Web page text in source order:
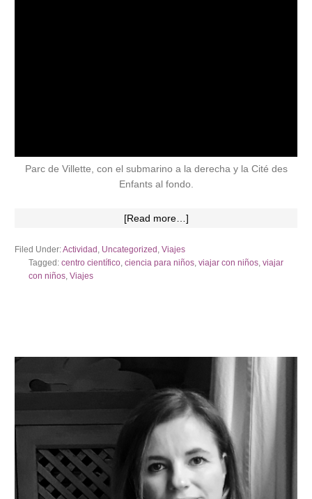
Parc de Villette, con el submarino a la derecha y la Cité des
Enfants al fondo.
[Read more…]
Filed Under:Actividad, Uncategorized,Viajes
Tagged:centro científico,ciencia para niños,viajar con niños,viajar
con niños,Viajes